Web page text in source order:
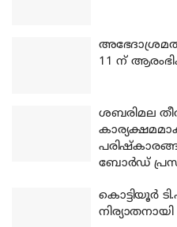
11 ന്
ശബരിമല
ബോര്‍ഡ്
കൊട്ടിയൂര്‍
നിര്യാതനായി